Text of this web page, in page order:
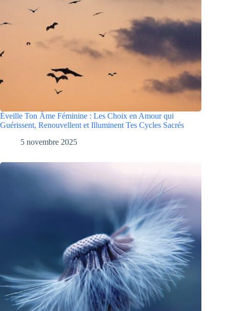
Éveille Ton Âme Féminine : Les Choix en Amour qui
Guérissent, Renouvellent et Illuminent Tes Cycles Sacrés
5 novembre 2025